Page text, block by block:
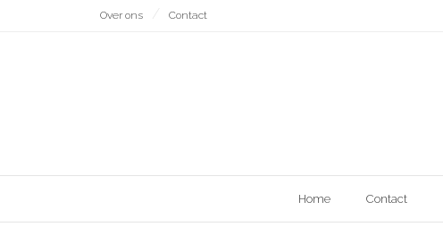
Over ons Contact
Home Contact